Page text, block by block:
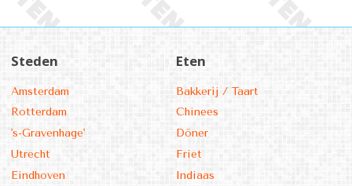
Steden
Amsterdam
Rotterdam
's-Gravenhage'
Utrecht
Eindhoven
Eten
Bakkerij / Taart
Chinees
Döner
Friet
Indiaas